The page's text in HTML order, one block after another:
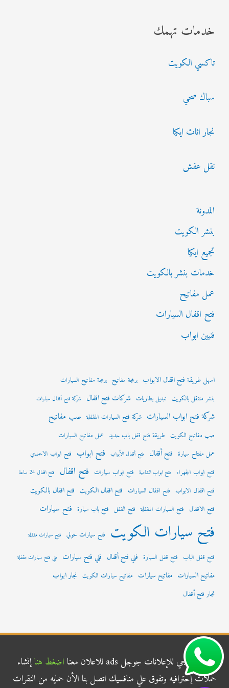
ح
ع
خدمات تهمك
تاكسي الكويت
سباك صحي
نجار اثاث ايكيا
نقل عفش
المدونة
بنشر الكويت
تجميع ايكيا
خدمات بنشر بالكويت
عمل مفاتيح
فتح اقفال السيارات
فنيين ابواب
اسهل طريقة فتح اقفال الابواب برمجة مفاتيح برمجة مفاتيح السيارات
بنشر متنقل بالكويت تبديل بطاريات شركات فتح اقفال شركة فتح أقفال سيارات
شركة فتح ابواب السيارات شركة فتح السيارات المقفلة صب مفاتيح
صب مفاتيح الكويت طريقة فتح قفل باب حديد عمل مفاتيح السيارات
عمل مفتاح سيارة فتح أقفال فتح أقفال الأبواب فتح ابواب فتح ابواب الاحمدي
فتح ابواب الجهراء فتح ابواب الشامية فتح ابواب سيارات فتح اقفال فتح اقفال 24 ساعة
فتح اقفال الابواب فتح اقفال السيارات فتح اقفال الكويت فتح اقفال بالكويت
فتح الاقفال فتح السيارات المقفلة فتح القفل فتح باب سيارة فتح سيارات
فتح سيارات الكويت فتح سيارات حولي فتح سيارات مقفلة
فتح قفل الباب فتح قفل السيارة فني فتح أقفال فني فتح سيارات فني فتح سيارات مقفلة
مفاتيح السيارات مفاتيح سيارات مفاتيح سيارات الكويت نجار ابواب
نجار فتح أقفال
شركة الناجي للإعلانات جوجل ads للاعلان معنا اضغط هناإنشاء
حملات إحترافيه وتفوق علي منافسيك اتصل بنا الأن حمايه من النقرات